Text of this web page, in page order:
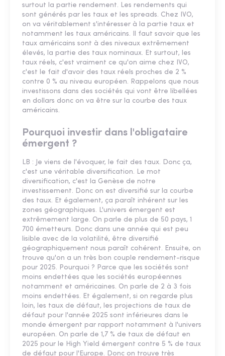
surtout la partie rendement. Les rendements qui
sont générés par les taux et les spreads. Chez IVO,
on va véritablement s'intéresser à la partie taux et
notamment les taux américains. Il faut savoir que les
taux américains sont à des niveaux extrêmement
élevés, la partie des taux nominaux. Et surtout, les
taux réels, c'est vraiment ce qu'on aime chez IVO,
c'est le fait d'avoir des taux réels proches de 2 %
contre 0 % au niveau européen. Rappelons que nous
investissons dans des sociétés qui vont être libellées
en dollars donc on va être sur la courbe des taux
américains.
Pourquoi investir dans l'obligataire
émergent ?
LB : Je viens de l'évoquer, le fait des taux. Donc ça,
c'est une véritable diversification. Le mot
diversification, c'est la Genèse de notre
investissement. Donc on est diversifié sur la courbe
des taux. Et également, ça paraît inhérent sur les
zones géographiques. L'univers émergent est
extrêmement large. On parle de plus de 50 pays, 1
700 émetteurs. Donc dans une année qui est peu
lisible avec de la volatilité, être diversifié
géographiquement nous paraît cohérent. Ensuite, on
trouve qu'on a un très bon couple rendement-risque
pour 2025. Pourquoi ? Parce que les sociétés sont
moins endettées que les sociétés européennes
notamment et américaines. On parle de 2 à 3 fois
moins endettées. Et également, si on regarde plus
loin, les taux de défaut, les projections de taux de
défaut pour l'année 2025 sont inférieures dans le
monde émergent par rapport notamment à l'univers
européen. On parle de 1,7 % de taux de défaut en
2025 pour le High Yield émergent contre 5 % de taux
de défaut pour l'Europe. Donc on trouve très